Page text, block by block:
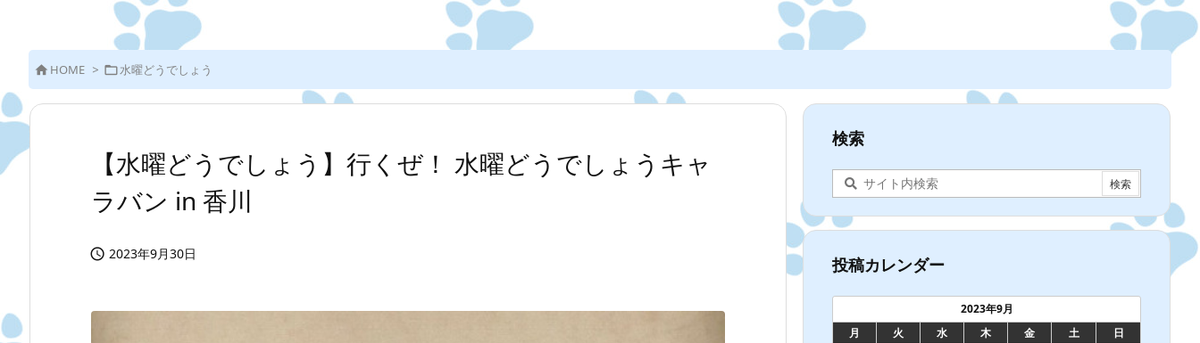
 HOME > 水曜どうでしょう
【水曜どうでしょう】行くぜ！ 水曜どうでしょうキャ
ラバン in 香川
 2023年9月30日
検索
投稿カレンダー
2023年9月
月
火 水 木 金 土
日